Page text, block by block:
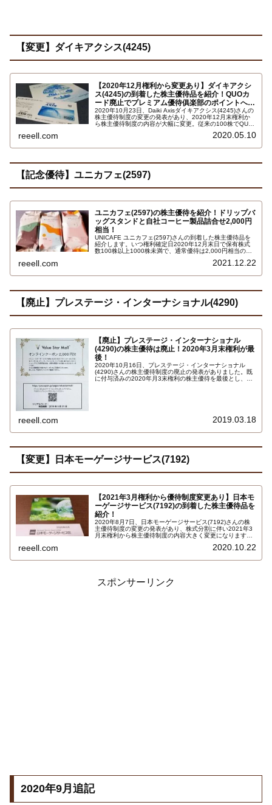
【変更】ダイキアクシス(4245)
【2020年12月権利から変更あり】ダイキアクシ
ス(4245)の到着した株主優待品を紹介！QUOカ
ード廃止でプレミアム優待俱楽部のポイントへ…
2020年10月23日、Daiki Axisダイキアクシス(4245)さんの
株主優待制度の変更の発表があり、2020年12月末権利か
ら株主優待制度の内容が大幅に変更。従来の100株でQUO
俱楽部のポイント付与に変更になります。一応拡充変更と
更です。
reeell.com 2020.05.10
【記念優待】ユニカフェ(2597)
ユニカフェ(2597)の株主優待を紹介！ドリップバ
ッグスタンドと自社コーヒー製品詰合せ2,000円
相当！
UNICAFE ユニカフェ(2597)さんの到着した株主優待品を
紹介します。いつ権利確定日2020年12月末日で保有株式
数100株以上1000株未満で、通常優待は2,000円相当のと
reeell.com 2021.12.22
【廃止】プレステージ・インターナショナル(4290)
【廃止】プレステージ・インターナショナル
(4290)の株主優待は廃止！2020年3月末権利が最
後！
2020年10月16日、プレステージ・インターナショナル
(4290)さんの株主優待制度の廃止の発表がありました。既
に付与済みの2020年月3末権利の株主優待を最後とし、株
reeell.com 2019.03.18
【変更】日本モーゲージサービス(7192)
【2021年3月権利から優待制度変更あり】日本モ
ーゲージサービス(7192)の到着した株主優待品を
紹介！
2020年8月7日、日本モーゲージサービス(7192)さんの株
主優待制度の変更の発表があり、株式分割に伴い2021年3
月末権利から株主優待制度の内容大きく変更になります。
reeell.com 2020.10.22
スポンサーリンク
2020年9月追記